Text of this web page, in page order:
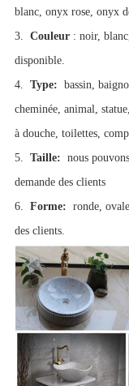
blanc, onyx rose, onyx
3. Couleur: noir,
disponible.
4. Type: bassin,
cheminée, animal,
à douche, toilettes,
5. Taille: nous
demande des clients
6. Forme: ronde,
des clients.